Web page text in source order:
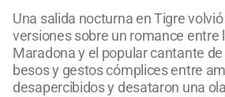
Una salida nocturna en Tigre
versiones sobre un romance entre
Maradona y el popular cantante
besos y gestos cómplices entre
desapercibidos y desataron una